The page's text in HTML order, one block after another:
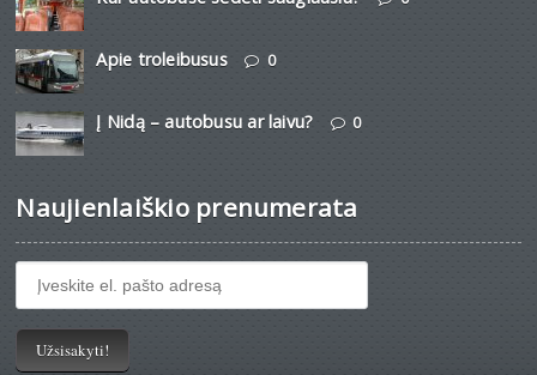
Apie troleibusus 0
Į Nidą – autobusu ar laivu? 0
Naujienlaiškio prenumerata